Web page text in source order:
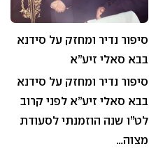
סיפור נדיר ומחזק על סידנא
בבא סאלי זיע”א
סיפור נדיר ומחזק על סידנא
בבא סאלי זיע”א לפני קרוב
לט”ו שנה הוזמנתי לסעודת
מצוה…